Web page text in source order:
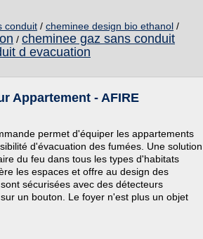
conduit / cheminee design bio ethanol /
/ cheminee gaz sans conduit
d evacuation
Appartement - AFIRE
permet d'équiper les appartements
d'évacuation des fumées. Une solution
du feu dans tous les types d'habitats
les espaces et offre au design des
sécurisées avec des détecteurs
un bouton. Le foyer n'est plus un objet